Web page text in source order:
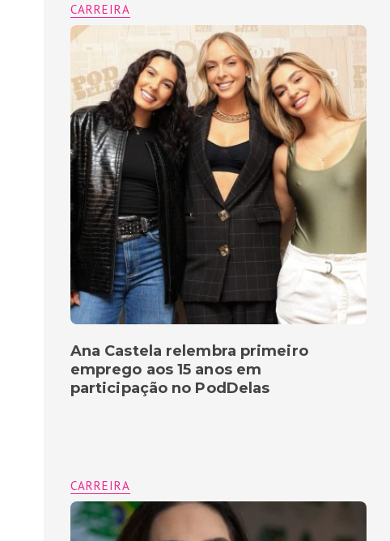
CARREIRA
Ana Castela relembra primeiro
emprego aos 15 anos em
participação no PodDelas
CARREIRA